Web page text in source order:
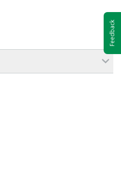
Feedback